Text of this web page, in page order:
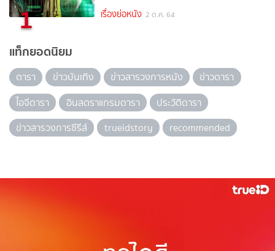
1 เรื่องย่อหนัง 2 ต.ค. 64
แท็กยอดนิยม
ดารา ข่าวบันเทิง ข่าวสารวงการหนัง
ข่าวดารา
ไอจีดารา
อินสตราแกรมดารา
ประวัติดารา
ข่าวสารวงการซีรีส์
trueidstory recommended